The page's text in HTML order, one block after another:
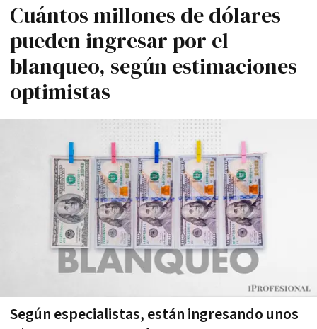
Cuántos millones de dólares
pueden ingresar por el
blanqueo, según estimaciones
optimistas
Según especialistas, están ingresando unos